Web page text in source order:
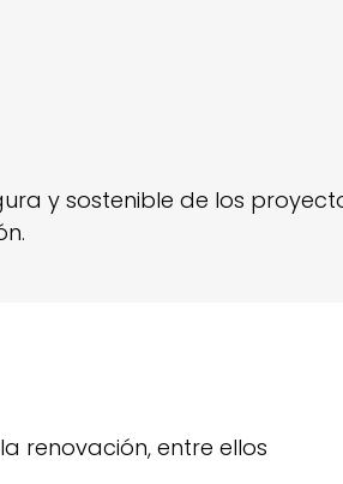
y sostenible de los
renovación, entre ellos